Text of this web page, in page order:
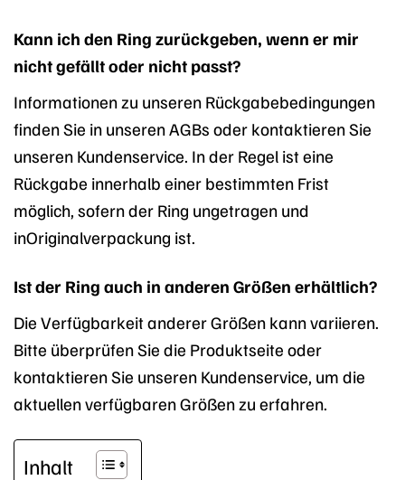
Kann ich den Ring zurückgeben, wenn er mir
nicht gefällt oder nicht passt?
Informationen zu unseren Rückgabebedingungen
finden Sie in unseren AGBs oder kontaktieren Sie
unseren Kundenservice. In der Regel ist eine
Rückgabe innerhalb einer bestimmten Frist
möglich, sofern der Ring ungetragen und
inOriginalverpackung ist.
Ist der Ring auch in anderen Größen erhältlich?
Die Verfügbarkeit anderer Größen kann variieren.
Bitte überprüfen Sie die Produktseite oder
kontaktieren Sie unseren Kundenservice, um die
aktuellen verfügbaren Größen zu erfahren.
Inhalt